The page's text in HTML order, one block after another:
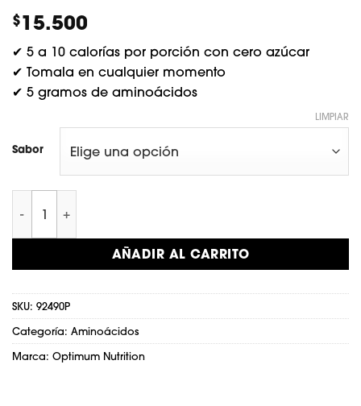
$15.500
✔ 5 a 10 calorías por porción con cero azúcar
✔ Tomala en cualquier momento
✔ 5 gramos de aminoácidos
Sabor
LIMPIAR
AÑADIR AL CARRITO
SKU: 92490P
Categoría: Aminoácidos
Marca: Optimum Nutrition